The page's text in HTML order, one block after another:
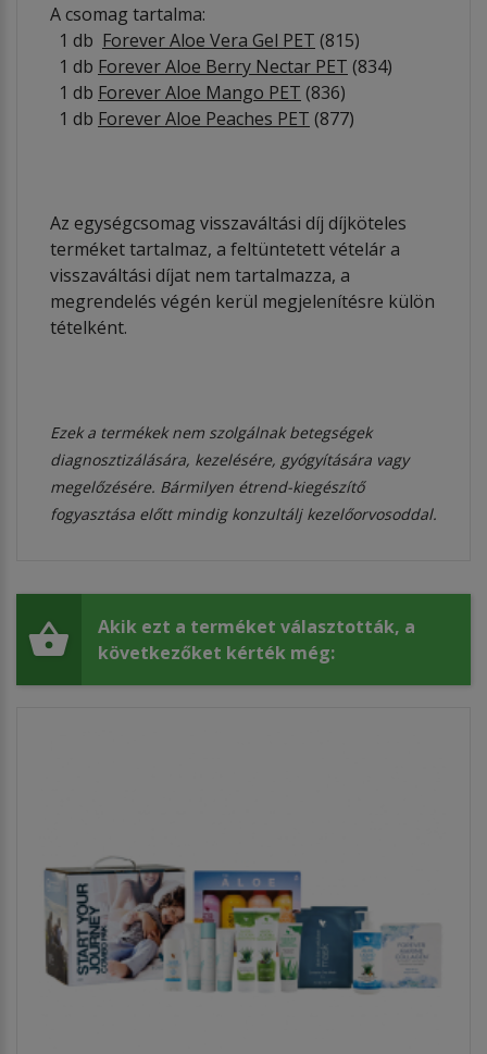
A csomag tartalma:
1 db Forever Aloe Vera Gel PET (815)
1 db Forever Aloe Berry Nectar PET (834)
1 db Forever Aloe Mango PET (836)
1 db Forever Aloe Peaches PET (877)
Az egységcsomag visszaváltási díj díjköteles
terméket tartalmaz, a feltüntetett vételár a
visszaváltási díjat nem tartalmazza, a
megrendelés végén kerül megjelenítésre külön
tételként.
Ezek a termékek nem szolgálnak betegségek
diagnosztizálására, kezelésére, gyógyítására vagy
megelőzésére. Bármilyen étrend-kiegészítő
fogyasztása előtt mindig konzultálj kezelőorvosoddal.
Akik ezt a terméket választották, a
következőket kérték még: